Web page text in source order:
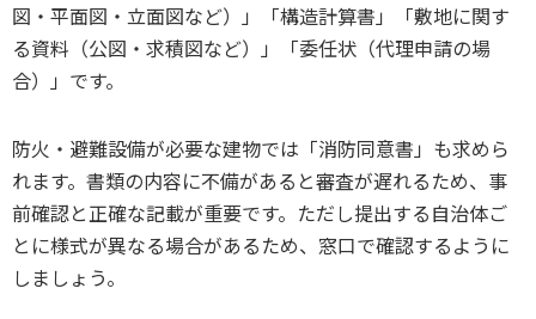
図・平面図・立面図など）」「構造計算書」「敷地に関す
る資料（公図・求積図など）」「委任状（代理申請の場
合）」です。
防火・避難設備が必要な建物では「消防同意書」も求めら
れます。書類の内容に不備があると審査が遅れるため、事
前確認と正確な記載が重要です。ただし提出する自治体ご
とに様式が異なる場合があるため、窓口で確認するように
しましょう。